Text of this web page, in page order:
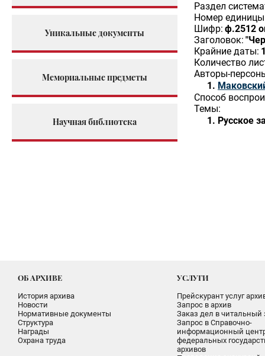
Уникальные документы
Мемориальные предметы
Научная библиотека
Раздел
Номер единицы
Шифр: ф.2512
Заголовок:
Крайние даты:
Количество
Авторы-
Способ
Темы:
Русское
ОБ АРХИВЕ
История архива
Новости
Нормативные документы
Структура
Награды
Охрана труда
УСЛУГИ
Прейскурант услуг
Запрос в архив
Заказ дел в читальный
Запрос в Справочно-
информационный
федеральных
архивов